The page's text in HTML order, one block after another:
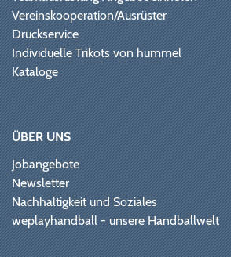
Vereinskooperation/Ausrüster
Druckservice
Individuelle Trikots von hummel
Kataloge
ÜBER UNS
Jobangebote
Newsletter
Nachhaltigkeit und Soziales
weplayhandball - unsere Handballwelt